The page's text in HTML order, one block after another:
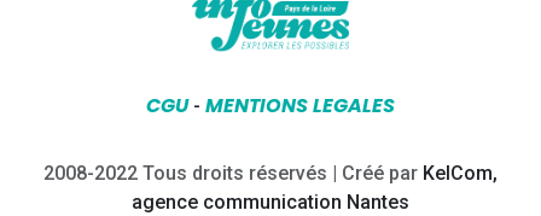
CGU- MENTIONS LEGALES
2008-2022 Tous droits réservés | Créé par KelCom,
agence communication Nantes